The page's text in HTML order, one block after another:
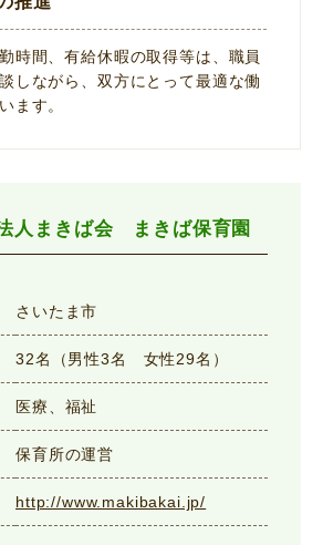
時間、有給休暇の取得等は、職員
しながら、双方にとって最適な働
ます。
人まきば会 まきば保育園
さいたま市
32名（男性3名 女性29名）
医療、福祉
保育所の運営
http://www.makibakai.jp/